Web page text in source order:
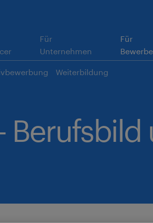
Für
Unternehmen
Für
Weiterbildung
Berufsbild